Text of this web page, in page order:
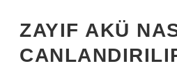
ZAYIF AKÜ